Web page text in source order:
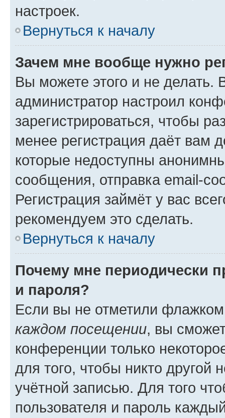
настроек.
Вернуться к началу
Зачем мне вообще нужно
Вы можете этого и не делать.
администратор настроил
зарегистрироваться, чтобы
менее регистрация даёт вам
которые недоступны
сообщения, отправка email-
Регистрация займёт у вас
рекомендуем это сделать.
Вернуться к началу
Почему мне периодически
и пароля?
Если вы не отметили
каждом посещении, вы
конференции только
для того, чтобы никто другой
учётной записью. Для того
пользователя и пароль